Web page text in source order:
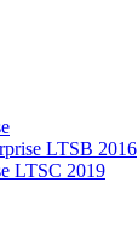
LTSB 2016
LTSC 2019